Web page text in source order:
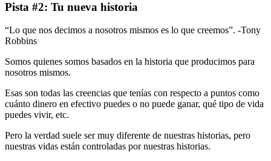
Pista #2: Tu nueva historia
“Lo que nos decimos a nosotros mismos es lo que creemos”. -Tony
Robbins
Somos quienes somos basados ​​en la historia que producimos para
nosotros mismos.
Esas son todas las creencias que tenías con respecto a puntos como
cuánto dinero en efectivo puedes o no puede ganar, qué tipo de vida
puedes vivir, etc.
Pero la verdad suele ser muy diferente de nuestras historias, pero
nuestras vidas están controladas por nuestras historias.